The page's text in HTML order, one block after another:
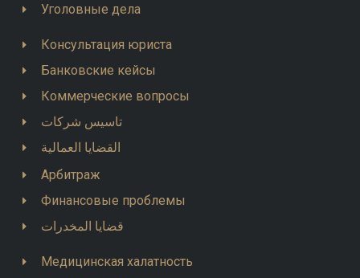
Уголовные дела
Консультация юриста
Банковские кейсы
Коммерческие вопросы
تاسيس شركات
القضايا العمالية
Арбитраж
Финансовые проблемы
قضايا المخدرات
Медицинская халатность